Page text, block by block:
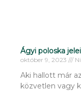
Ágyi poloska jelei
október 9, 2023
Aki hallott már
közvetlen vagy